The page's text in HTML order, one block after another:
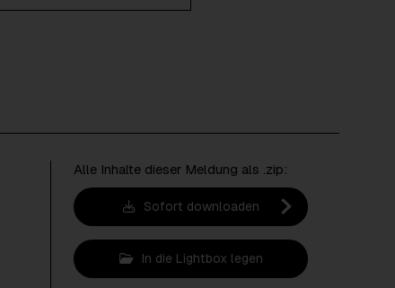
Alle Inhalte dieser Meldung als .zip:
Sofort downloaden
In die Lightbox legen